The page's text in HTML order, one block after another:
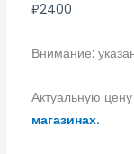
₽2400
Внимание:
Актуальную
магазинах.